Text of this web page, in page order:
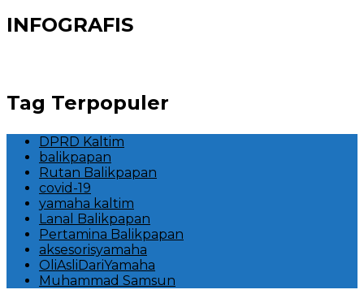
INFOGRAFIS
Tag Terpopuler
DPRD Kaltim
balikpapan
Rutan Balikpapan
covid-19
yamaha kaltim
Lanal Balikpapan
Pertamina Balikpapan
aksesorisyamaha
OliAsliDariYamaha
Muhammad Samsun